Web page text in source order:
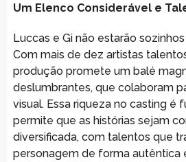
Um Elenco Considerável e
Luccas e Gi não estarão
Com mais de dez artistas
produção promete um balé
deslumbrantes, que colaboram
visual. Essa riqueza no casting é
permite que as histórias sejam
diversificada, com talentos que
personagem de forma autêntica